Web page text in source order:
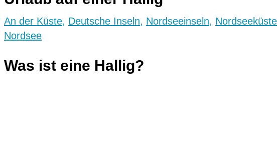
An der Küste, Deutsche Inseln, Nordseeinseln, Nordseeküste
Nordsee
Was ist eine Hallig?